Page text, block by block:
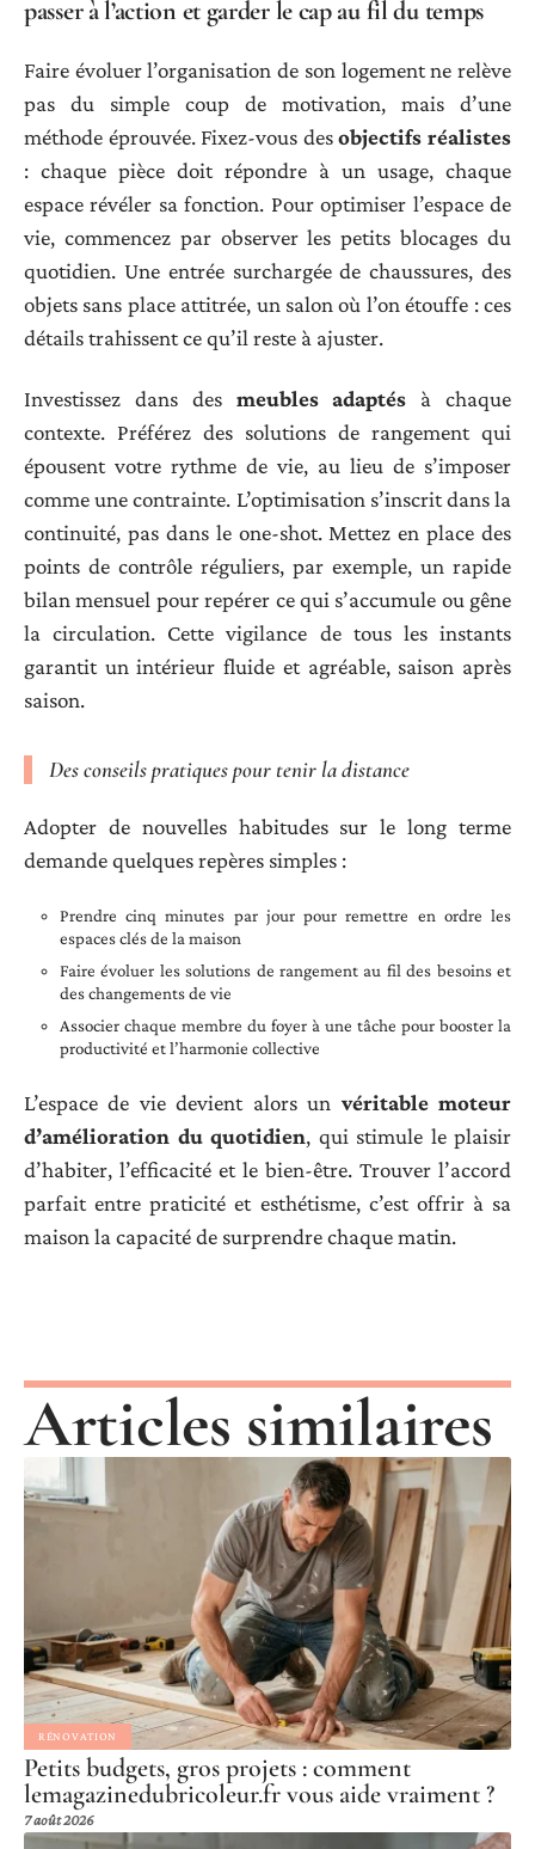
passer à l’action et garder le cap au fil du temps
Faire évoluer l’organisation de son logement ne relève
pas du simple coup de motivation, mais d’une
méthode éprouvée. Fixez-vous desobjectifs réalistes
: chaque pièce doit répondre à un usage, chaque
espace révéler sa fonction. Pour optimiser l’espace de
vie, commencez par observer les petits blocages du
quotidien. Une entrée surchargée de chaussures, des
objets sans place attitrée, un salon où l’on étouffe : ces
détails trahissent ce qu’il reste à ajuster.
Investissez dans des meubles adaptés à chaque
contexte. Préférez des solutions de rangement qui
épousent votre rythme de vie, au lieu de s’imposer
comme une contrainte. L’optimisation s’inscrit dans la
continuité, pas dans le one-shot. Mettez en place des
points de contrôle réguliers, par exemple, un rapide
bilan mensuel pour repérer ce qui s’accumule ou gêne
la circulation. Cette vigilance de tous les instants
garantit un intérieur fluide et agréable, saison après
saison.
Des conseils pratiques pour tenir la distance
Adopter de nouvelles habitudes sur le long terme
demande quelques repères simples :
Prendre cinq minutes par jour pour remettre en ordre les
espaces clés de la maison
Faire évoluer les solutions de rangement au fil des besoins et
des changements de vie
Associer chaque membre du foyer à une tâche pour booster la
productivité et l’harmonie collective
L’espace de vie devient alors un véritable moteur
d’amélioration du quotidien, qui stimule le plaisir
d’habiter, l’efficacité et le bien-être. Trouver l’accord
parfait entre praticité et esthétisme, c’est offrir à sa
maison la capacité de surprendre chaque matin.
Articles similaires
RÉNOVATION
Petits budgets, gros projets : comment
lemagazinedubricoleur.fr vous aide vraiment ?
7 août 2026